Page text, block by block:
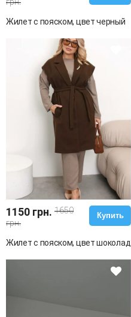
Жилет с пояском, цвет черный
1150 грн. 1650
грн.
Купить
Жилет с пояском, цвет шоколад